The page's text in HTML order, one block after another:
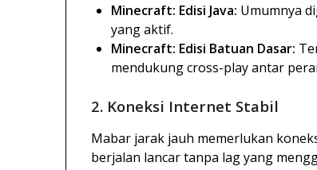
Minecraft: Edisi Java: Umumnya
yang aktif.
Minecraft: Edisi Batuan Dasar:
mendukung cross-play antar
2. Koneksi Internet Stabil
Mabar jarak jauh memerlukan
berjalan lancar tanpa lag yang